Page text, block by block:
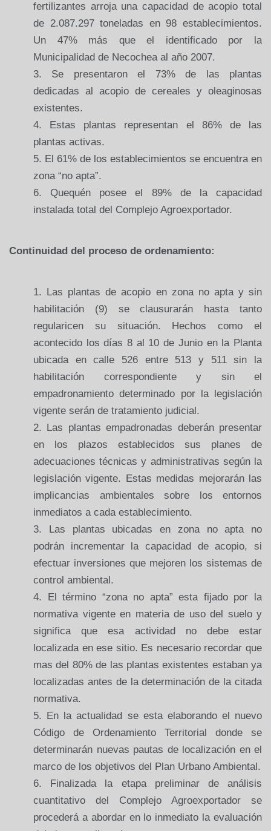
fertilizantes arroja una capacidad de acopio total
de 2.087.297 toneladas en 98 establecimientos.
Un 47% más que el identificado por la
Municipalidad de Necochea al año 2007.
Se presentaron el 73% de las plantas
dedicadas al acopio de cereales y oleaginosas
existentes.
Estas plantas representan el 86% de las
plantas activas.
El 61% de los establecimientos se encuentra en
zona “no apta”.
Quequén posee el 89% de la capacidad
instalada total del Complejo Agroexportador.
Continuidad del proceso de ordenamiento:
Las plantas de acopio en zona no apta y sin
habilitación (9) se clausurarán hasta tanto
regularicen su situación. Hechos como el
acontecido los días 8 al 10 de Junio en la Planta
ubicada en calle 526 entre 513 y 511 sin la
habilitación correspondiente y sin el
empadronamiento determinado por la legislación
vigente serán de tratamiento judicial.
Las plantas empadronadas deberán presentar
en los plazos establecidos sus planes de
adecuaciones técnicas y administrativas según la
legislación vigente. Estas medidas mejorarán las
implicancias ambientales sobre los entornos
inmediatos a cada establecimiento.
Las plantas ubicadas en zona no apta no
podrán incrementar la capacidad de acopio, si
efectuar inversiones que mejoren los sistemas de
control ambiental.
El término “zona no apta” esta fijado por la
normativa vigente en materia de uso del suelo y
significa que esa actividad no debe estar
localizada en ese sitio. Es necesario recordar que
mas del 80% de las plantas existentes estaban ya
localizadas antes de la determinación de la citada
normativa.
En la actualidad se esta elaborando el nuevo
Código de Ordenamiento Territorial donde se
determinarán nuevas pautas de localización en el
marco de los objetivos del Plan Urbano Ambiental.
Finalizada la etapa preliminar de análisis
cuantitativo del Complejo Agroexportador se
procederá a abordar en lo inmediato la evaluación